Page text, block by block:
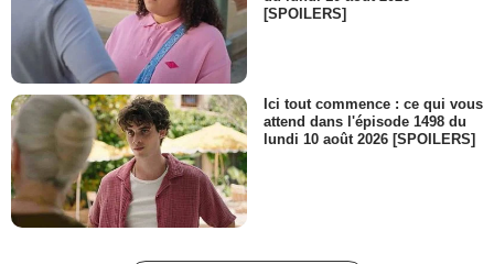
[SPOILERS]
Ici tout commence : ce qui vous
attend dans l'épisode 1498 du
lundi 10 août 2026 [SPOILERS]